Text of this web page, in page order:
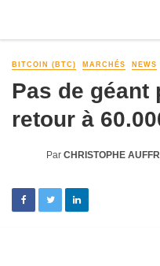
BITCOIN (BTC) MARCHÉS NEWS
Pas de géant
retour à
Par CHRISTOPHE